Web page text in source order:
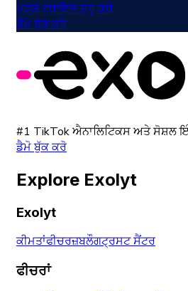
ਮੁਫ਼ਤ ਟ੍ਰਾਇਲ ਸ਼ੁਰੂ ਕਰੋ
ਡੈਮੋ ਬੁੱਕ ਕਰੋ
#1 TikTok ਐਨਾਲਿਟਿਕਸ ਅਤੇ ਸੋਸ਼ਲ
ਡੈਮੋ ਬੁੱਕ ਕਰੋ
Explore Exolyt
Exolyt
ਕੀਮਤਾਂਫੀਚਰਜ਼ਬਲੌਗਟ੍ਰਸਟ ਸੈਂਟਰ
ਫੀਚਰਾਂ